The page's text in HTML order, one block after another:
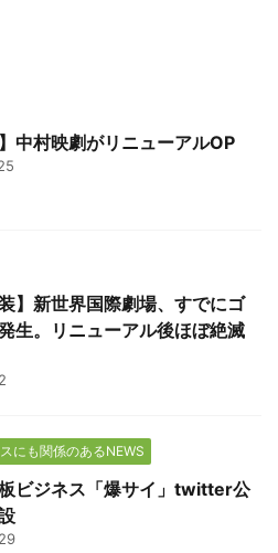
】中村映劇がリニューアルOP
装】新世界国際劇場、すでにゴ
生。リニューアル後ほぼ絶滅
にも関係のあるNEWS
ビジネス「爆サイ」twitter公